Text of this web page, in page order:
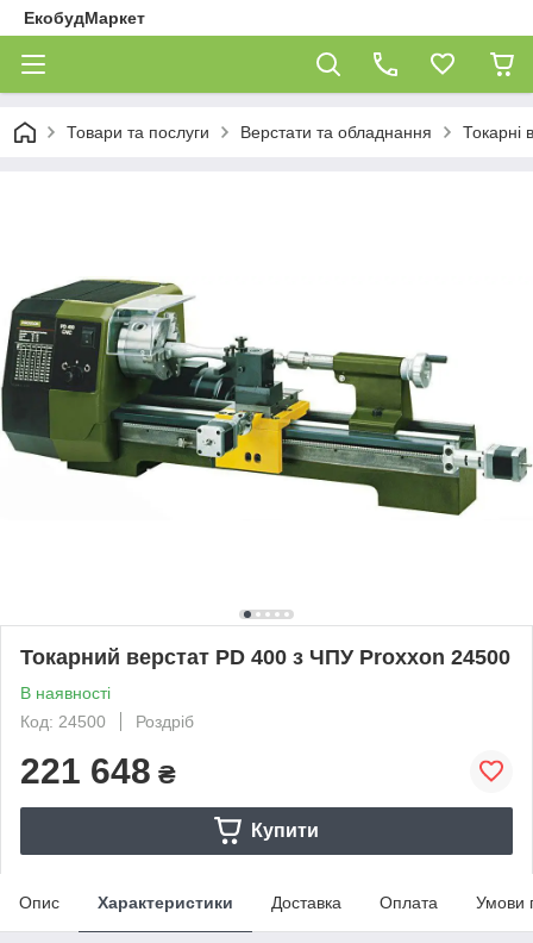
ЕкобудМаркет
Товари та послуги Верстати та обладнання Токарні
Токарний верстат PD 400 з ЧПУ Proxxon 24500
В наявності
Код: 24500
Роздріб
221 648 ₴
Купити
Опис Характеристики Доставка Оплата Умови